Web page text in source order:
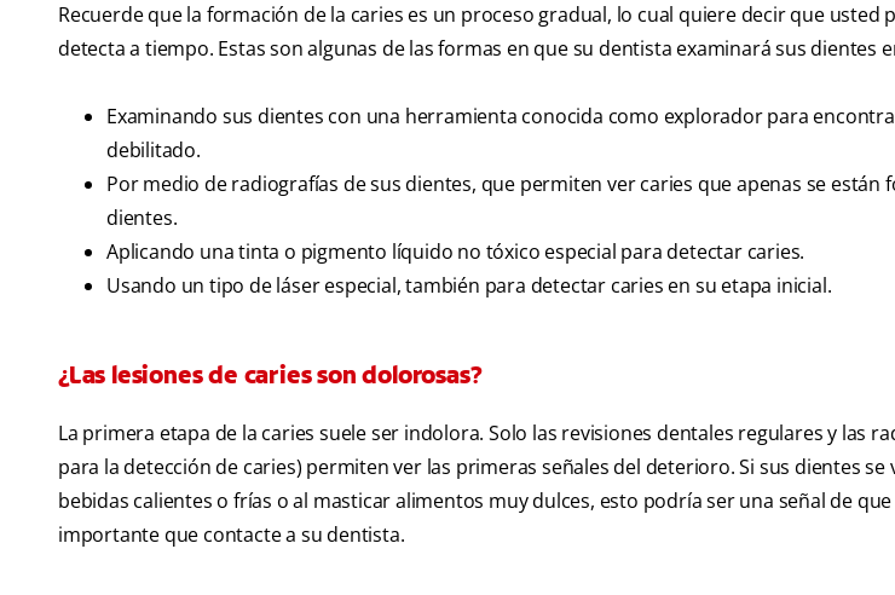
Recuerde que la formación de la caries es un proceso gradual, lo cual quiere decir que
detecta a tiempo. Estas son algunas de las formas en que su dentista examinará sus dientes
Examinando sus dientes con una herramienta conocida como explorador para
debilitado.
Por medio de radiografías de sus dientes, que permiten ver caries que apenas se
dientes.
Aplicando una tinta o pigmento líquido no tóxico especial para detectar caries.
Usando un tipo de láser especial, también para detectar caries en su etapa inicial.
¿Las lesiones de caries son dolorosas?
La primera etapa de la caries suele ser indolora. Solo las revisiones dentales regulares y las
para la detección de caries) permiten ver las primeras señales del deterioro. Si sus dientes se
bebidas calientes o frías o al masticar alimentos muy dulces, esto podría ser una señal de
importante que contacte a su dentista.